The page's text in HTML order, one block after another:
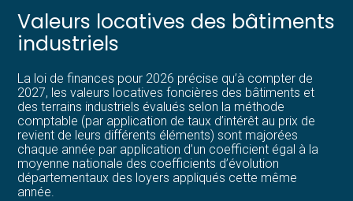
Valeurs locatives des bâtiments
industriels
La loi de finances pour 2026 précise qu’à compter de
2027, les valeurs locatives foncières des bâtiments et
des terrains industriels évalués selon la méthode
comptable (par application de taux d’intérêt au prix de
revient de leurs différents éléments) sont majorées
chaque année par application d’un coefficient égal à la
moyenne nationale des coefficients d’évolution
départementaux des loyers appliqués cette même
année.